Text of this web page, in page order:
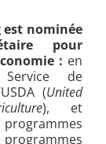
est nominée
pour
: en
de
(United
), et
programmes